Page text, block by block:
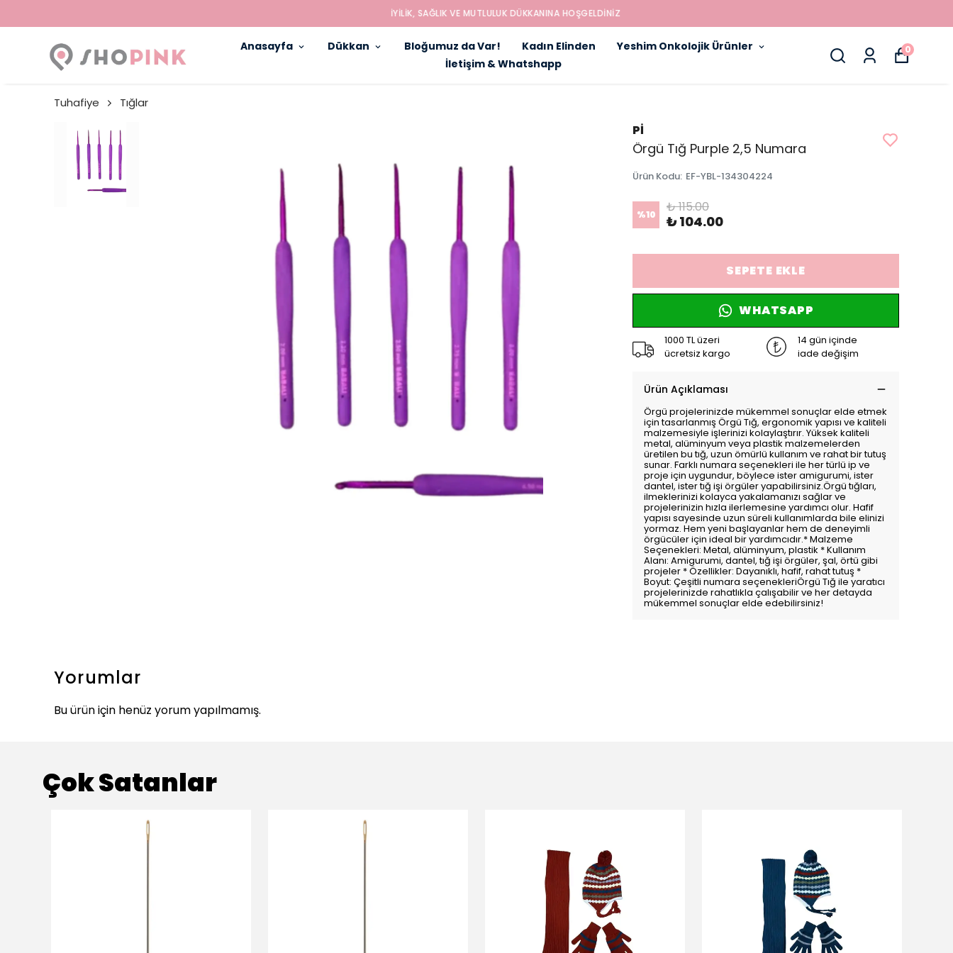
İYILIK, SAĞLIK VE MUTLULUK DÜKKANINA HOŞGELDINIZ
Anasayfa Dükkan Bloğumuz da Var! Kadın Elinden
Yeshim Onkolojik Ürünler
İletişim & Whatshapp
0
Tuhafiye Tığlar
Pİ
Örgü Tığ Purple 2,5 Numara
Ürün Kodu: EF-YBL-134304224
%10 ₺ 115.00
₺ 104.00
SEPETE EKLE
WHATSAPP
1000 TL üzeri
ücretsiz kargo
14 gün içinde
iade değişim
Ürün Açıklaması
Örgü projelerinizde mükemmel sonuçlar elde etmek
için tasarlanmış Örgü Tığ, ergonomik yapısı ve kaliteli
malzemesiyle işlerinizi kolaylaştırır. Yüksek kaliteli
metal, alüminyum veya plastik malzemelerden
üretilen bu tığ, uzun ömürlü kullanım ve rahat bir tutuş
sunar. Farklı numara seçenekleri ile her türlü ip ve
proje için uygundur, böylece ister amigurumi, ister
dantel, ister tığ işi örgüler yapabilirsiniz.Örgü tığları,
ilmeklerinizi kolayca yakalamanızı sağlar ve
projelerinizin hızla ilerlemesine yardımcı olur. Hafif
yapısı sayesinde uzun süreli kullanımlarda bile elinizi
yormaz. Hem yeni başlayanlar hem de deneyimli
örgücüler için ideal bir yardımcıdır.* Malzeme
Seçenekleri: Metal, alüminyum, plastik * Kullanım
Alanı: Amigurumi, dantel, tığ işi örgüler, şal, örtü gibi
projeler * Özellikler: Dayanıklı, hafif, rahat tutuş *
Boyut: Çeşitli numara seçenekleriÖrgü Tığ ile yaratıcı
projelerinizde rahatlıkla çalışabilir ve her detayda
mükemmel sonuçlar elde edebilirsiniz!
Yorumlar
Bu ürün için henüz yorum yapılmamış.
Çok Satanlar